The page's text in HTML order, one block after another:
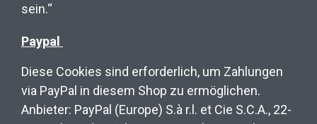
sein.“
Paypal
Diese Cookies sind erforderlich, um Zahlungen
via PayPal in diesem Shop zu ermöglichen.
Anbieter: PayPal (Europe) S.à r.l. et Cie S.C.A., 22-